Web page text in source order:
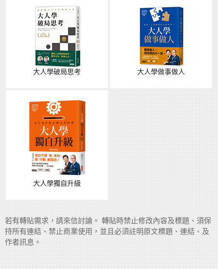
大人學破局思考 大人學做事做人
大人學獨自升級
若有轉貼需求，請來信討論。 轉貼時禁止修改內容及標題、須保
持所有連結、禁止商業使用，並且必須註明原文標題、連結、及
作者訊息。